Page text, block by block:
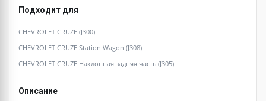
Подходит для
CHEVROLET CRUZE (J300)
CHEVROLET CRUZE Station Wagon (J308)
CHEVROLET CRUZE Наклонная задняя часть (J305)
Описание